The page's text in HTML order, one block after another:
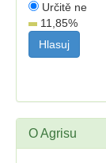
Určitě ne
11,85%
O Agrisu